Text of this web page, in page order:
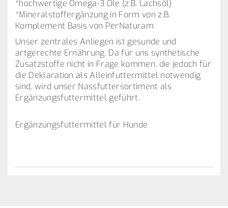
*hochwertige Omega-3 Öle (z.B. Lachsöl)
*Mineralstoffergänzung in Form von z.B.
Komplement Basis von PerNaturam
Unser zentrales Anliegen ist gesunde und
artgerechte Ernährung. Da für uns synthetische
Zusatzstoffe nicht in Frage kommen, die jedoch für
die Deklaration als Alleinfuttermittel notwendig
sind, wird unser Nassfuttersortiment als
Ergänzungsfuttermittel geführt.
Ergänzungsfuttermittel für Hunde